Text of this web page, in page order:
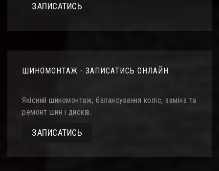
ЗАПИСАТИСЬ
ШИНОМОНТАЖ - ЗАПИСАТИСЬ ОНЛАЙН
Якісний шиномонтаж, балансування коліс, заміна та
ремонт шин і дисків.
ЗАПИСАТИСЬ